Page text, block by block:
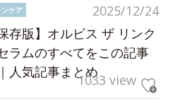
2025/12/24
ンケア
保存版】オルビス ザ リンク
ラムのすべてをこの記事
人気記事まとめ1033 view